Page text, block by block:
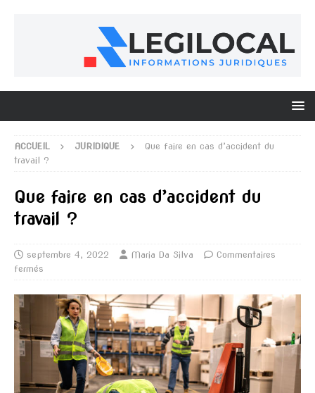
ACCUEIL JURIDIQUE
Que faire en cas d’accident du
travail ?
Que faire en cas d’accident du
travail ?
septembre 4, 2022 Maria Da Silva
Commentaires
fermés